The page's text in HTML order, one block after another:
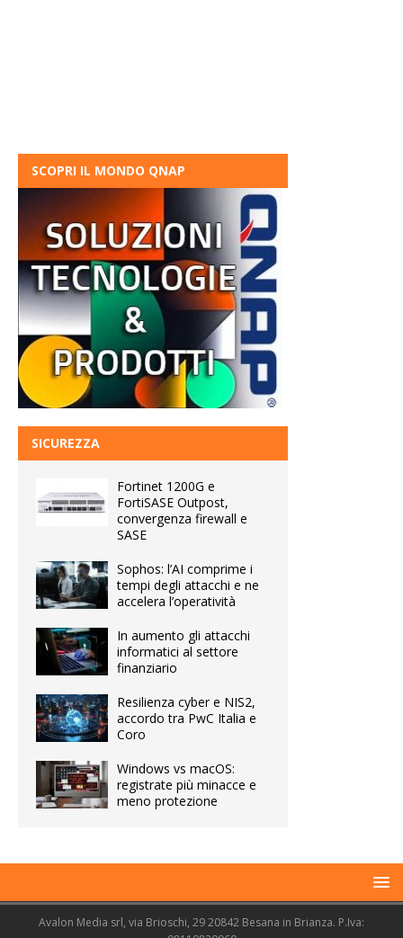
SCOPRI IL MONDO QNAP
SICUREZZA
Fortinet 1200G e
FortiSASE Outpost,
convergenza firewall e
SASE
Sophos: l’AI comprime i
tempi degli attacchi e ne
accelera l’operatività
In aumento gli attacchi
informatici al settore
finanziario
Resilienza cyber e NIS2,
accordo tra PwC Italia e
Coro
Windows vs macOS:
registrate più minacce e
meno protezione
Avalon Media srl, via Brioschi, 29 20842 Besana in Brianza. P.Iva: